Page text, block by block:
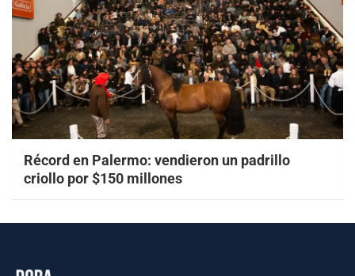
Récord en Palermo: vendieron un padrillo
criollo por $150 millones